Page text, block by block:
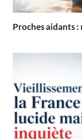
Proches aidants